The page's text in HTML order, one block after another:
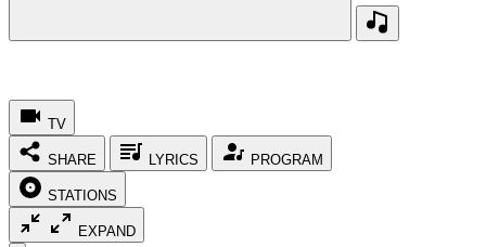
TV
SHARE LYRICS PROGRAM
STATIONS
EXPAND